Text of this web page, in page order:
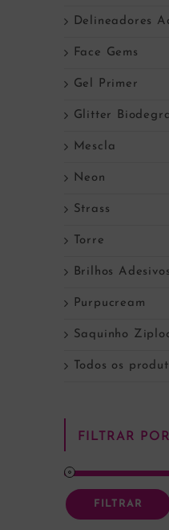
Delineadores
Face Gems
Gel Primer
Glitter
Mescla
Neon
Strass
Torre
Brilhos Adesivos
Purpucream
Saquinho
Todos os
FILTRAR
FILTRAR